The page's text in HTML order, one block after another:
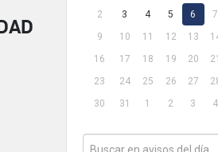
2
3 4 5 6 7
9
10 11 12 13
16
17 18 19 20 21
23
24 25 26 27
30
31 1 2 3 4